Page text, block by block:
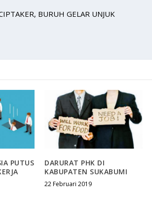
BURUH GELAR UNJUK
PUTUS
DARURAT PHK DI
KABUPATEN SUKABUMI
22 Februari 2019